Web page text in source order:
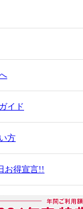
イド
方
お得宣言!!